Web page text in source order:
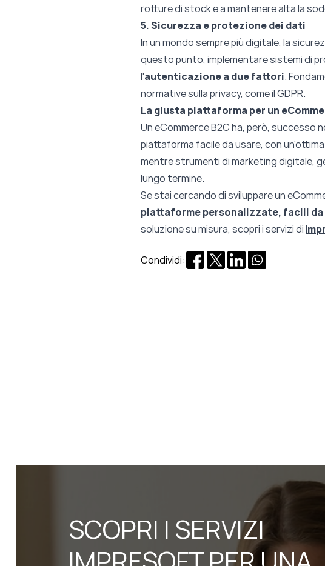
rotture di stock e a mantenere alta la
5. Sicurezza e protezione dei dati
In un mondo sempre più digitale, la
questo punto, implementare sistemi di
l'autenticazione a due fattori.
normative sulla privacy, come ilGDPR.
La giusta piattaforma per un
UneCommerce B2Cha, però, successo
piattaforma facile da usare, con
mentre strumenti di marketing digitale,
lungo termine.
Se stai cercando di sviluppare un
piattaforme personalizzate, facili da
soluzione su misura, scopri i servizi diI
Condividi:
SCOPRI I SERVIZI